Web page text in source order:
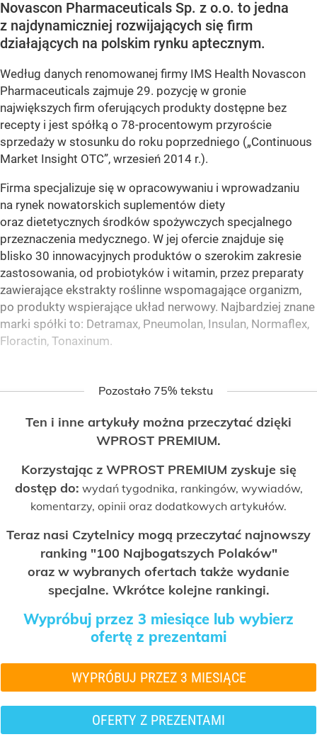
Novascon Pharmaceuticals Sp. z o.o. to jedna
z najdynamiczniej rozwijających się firm
działających na polskim rynku aptecznym.
Według danych renomowanej firmy IMS Health Novascon
Pharmaceuticals zajmuje 29. pozycję w gronie
największych firm oferujących produkty dostępne bez
recepty i jest spółką o 78-procentowym przyroście
sprzedaży w stosunku do roku poprzedniego („Continuous
Market Insight OTC”, wrzesień 2014 r.).
Firma specjalizuje się w opracowywaniu i wprowadzaniu
na rynek nowatorskich suplementów diety
oraz dietetycznych środków spożywczych specjalnego
przeznaczenia medycznego. W jej ofercie znajduje się
blisko 30 innowacyjnych produktów o szerokim zakresie
zastosowania, od probiotyków i witamin, przez preparaty
zawierające ekstrakty roślinne wspomagające organizm,
po produkty wspierające układ nerwowy. Najbardziej znane
marki spółki to: Detramax, Pneumolan, Insulan, Normaflex,
Floractin, Tonaxinum.
Pozostało 75% tekstu
Ten i inne artykuły można przeczytać dzięki
WPROST PREMIUM.
Korzystając z WPROST PREMIUM zyskuje się
dostęp do: wydań tygodnika, rankingów, wywiadów,
komentarzy, opinii oraz dodatkowych artykułów.
Teraz nasi Czytelnicy mogą przeczytać najnowszy
ranking "100 Najbogatszych Polaków"
oraz w wybranych ofertach także wydanie
specjalne. Wkrótce kolejne rankingi.
Wypróbuj przez 3 miesiące lub wybierz
ofertę z prezentami
WYPRÓBUJ PRZEZ 3 MIESIĄCE
OFERTY Z PREZENTAMI